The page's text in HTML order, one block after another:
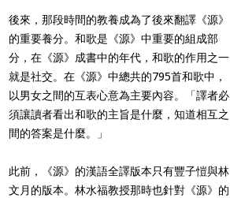
後來，那段時間的教養成為了後來翻譯《源》
的重要養分。和歌是《源》中重要的組成部
分，在《源》成書中的年代，和歌的作用之一
就是社交。在《源》中總共的795首和歌中，
以男女之間的互表心意為主要內容。「譯者必
須讓讀者看出和歌的主旨是什麼，知道相互之
間的答案是什麼。」
此前，《源》的漢語全譯版本只有豐子愷與林
文月的版本。林水福教授那時也針對《源》的